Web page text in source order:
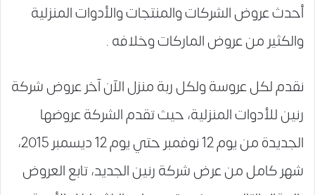
أحدث عروض الشركات والمنتجات والأدوات المنزلية
والكثير من عروض الماركات وخلافه .
نقدم لكل عروسة ولكل ربة منزل الآن آخر عروض شركة
رنين للأدوات المنزلية، حيث تقدم الشركة عروضها
الجديدة من يوم 12 نوفمبر حتي يوم 12 ديسمبر 2015،
شهر كامل من عرض شركة رنين الجديد، تابع العروض